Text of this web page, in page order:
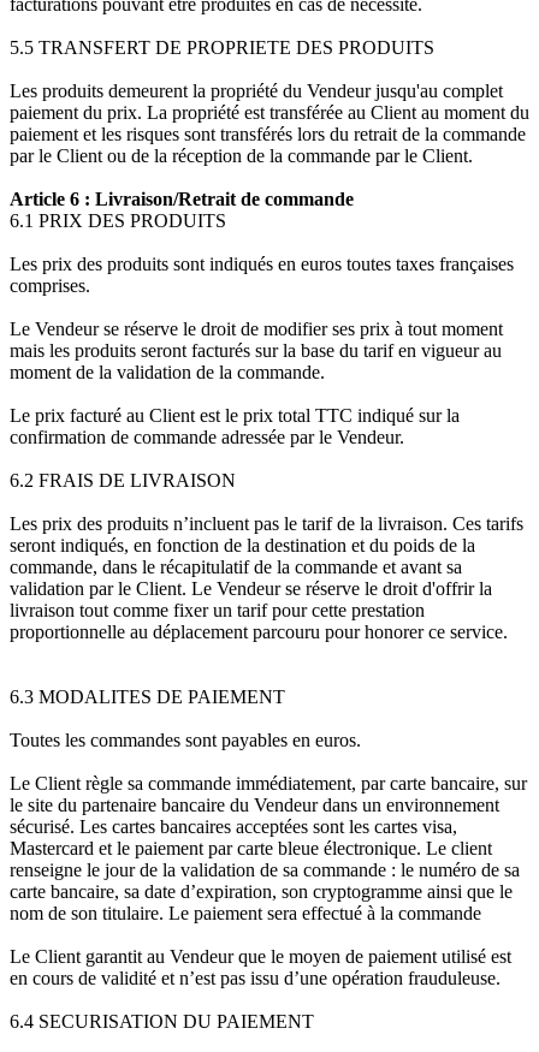
5.5 TRANSFERT DE PROPRIETE DES PRODUITS
Les produits demeurent la propriété du Vendeur jusqu'au complet
paiement du prix. La propriété est transférée au Client au moment du
paiement et les risques sont transférés lors du retrait de la commande
par le Client ou de la réception de la commande par le Client.
Article 6 : Livraison/Retrait de commande
6.1 PRIX DES PRODUITS
Les prix des produits sont indiqués en euros toutes taxes françaises
comprises.
Le Vendeur se réserve le droit de modifier ses prix à tout moment
mais les produits seront facturés sur la base du tarif en vigueur au
moment de la validation de la commande.
Le prix facturé au Client est le prix total TTC indiqué sur la
confirmation de commande adressée par le Vendeur.
6.2 FRAIS DE LIVRAISON
Les prix des produits n’incluent pas le tarif de la livraison. Ces tarifs
seront indiqués, en fonction de la destination et du poids de la
commande, dans le récapitulatif de la commande et avant sa
validation par le Client. Le Vendeur se réserve le droit d'offrir la
livraison tout comme fixer un tarif pour cette prestation
proportionnelle au déplacement parcouru pour honorer ce service.
6.3 MODALITES DE PAIEMENT
Toutes les commandes sont payables en euros.
Le Client règle sa commande immédiatement, par carte bancaire, sur
le site du partenaire bancaire du Vendeur dans un environnement
sécurisé. Les cartes bancaires acceptées sont les cartes visa,
Mastercard et le paiement par carte bleue électronique. Le client
renseigne le jour de la validation de sa commande : le numéro de sa
carte bancaire, sa date d’expiration, son cryptogramme ainsi que le
nom de son titulaire. Le paiement sera effectué à la commande
Le Client garantit au Vendeur que le moyen de paiement utilisé est
en cours de validité et n’est pas issu d’une opération frauduleuse.
6.4 SECURISATION DU PAIEMENT